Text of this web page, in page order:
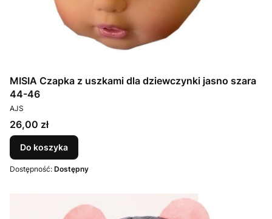
MISIA Czapka z uszkami dla dziewczynki jasno szara
44-46
PRODUCENT
AJS
Cena
26,00 zł
Do koszyka
Dostępność: Dostępny